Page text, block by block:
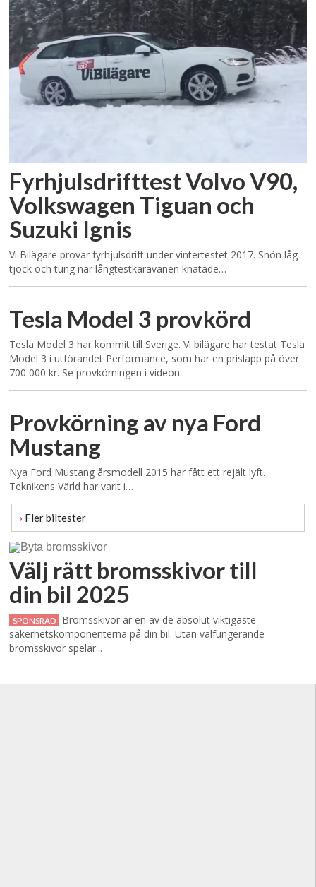
Fyrhjulsdrifttest Volvo V90,
Volkswagen Tiguan och
Suzuki Ignis
Vi Bilägare provar fyrhjulsdrift under vintertestet 2017. Snön låg
tjock och tung när långtestkaravanen knatade…
Tesla Model 3 provkörd
Tesla Model 3 har kommit till Sverige. Vi bilägare har testat Tesla
Model 3 i utförandet Performance, som har en prislapp på över
700 000 kr. Se provkörningen i videon.
Provkörning av nya Ford
Mustang
Nya Ford Mustang årsmodell 2015 har fått ett rejält lyft.
Teknikens Värld har varit i…
› Fler biltester
Välj rätt bromsskivor till
din bil 2025
SPONSRAD
Bromsskivor är en av de absolut viktigaste
säkerhetskomponenterna på din bil. Utan välfungerande
bromsskivor spelar...